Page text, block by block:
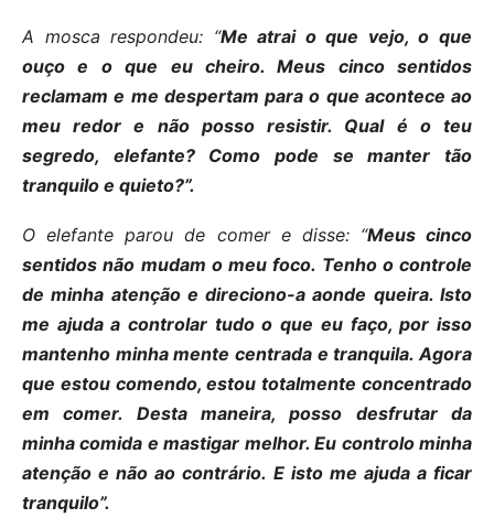
A mosca respondeu: “Me atrai o que vejo, o que
ouço e o que eu cheiro. Meus cinco sentidos
reclamam e me despertam para o que acontece ao
meu redor e não posso resistir. Qual é o teu
segredo, elefante? Como pode se manter tão
tranquilo e quieto?”.
O elefante parou de comer e disse: “Meus cinco
sentidos não mudam o meu foco. Tenho o controle
de minha atenção e direciono-a aonde queira. Isto
me ajuda a controlar tudo o que eu faço, por isso
mantenho minha mente centrada e tranquila. Agora
que estou comendo, estou totalmente concentrado
em comer. Desta maneira, posso desfrutar da
minha comida e mastigar melhor. Eu controlo minha
atenção e não ao contrário. E isto me ajuda a ficar
tranquilo”.